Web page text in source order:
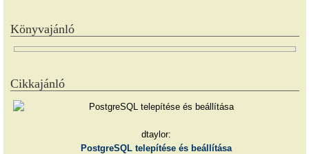
Könyvajánló
Cikkajánló
dtaylor:
PostgreSQL telepítése és beállítása